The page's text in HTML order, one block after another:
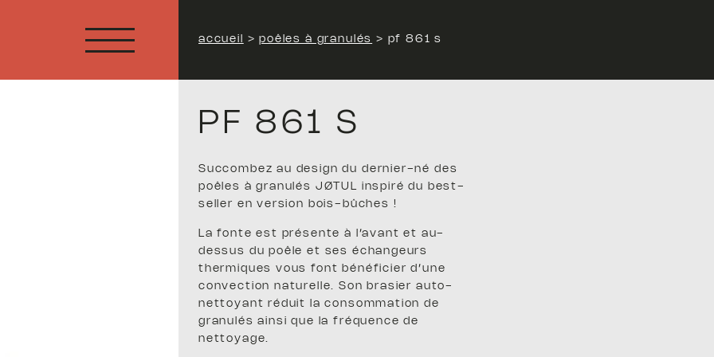
accueil >poêles à granulés > pf 861 s
PF 861 S
Succombez au design du dernier-né des
poêles à granulés JØTUL inspiré du best-
seller en version bois-bûches !
La fonte est présente à l’avant et au-
dessus du poêle et ses échangeurs
thermiques vous font bénéficier d’une
convection naturelle. Son brasier auto-
nettoyant réduit la consommation de
granulés ainsi que la fréquence de
nettoyage.